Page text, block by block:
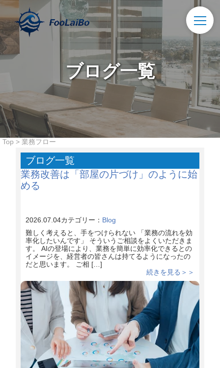
Top > 業務フロー
ブログ一覧
ブログ一覧
業務改善は「部屋の片づけ」のように始
める
2026.07.04カテゴリー： Blog
難しく考えると、手をつけられない 「業務の流れを効
率化したいんです」 そういうご相談をよくいただきま
す。 AIの登場により、業務を簡単に効率化できるとの
イメージを、経営者の皆さんは持てるようになったの
だと思います。 ご相 […]
続きを見る＞＞